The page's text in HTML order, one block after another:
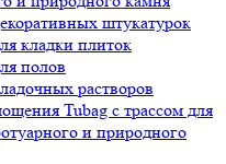
штукатурок
кладки плиток
полов
растворов
Tubag с трассом для
и природного